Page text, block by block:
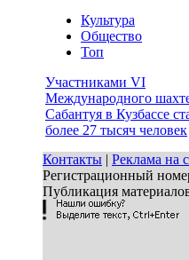
Культура
Общество
Топ
Участниками VI
Международного
Сабантуя в Кузбассе
более 27 тысяч человек
Контакты | Реклама на
Регистрационный
Публикация